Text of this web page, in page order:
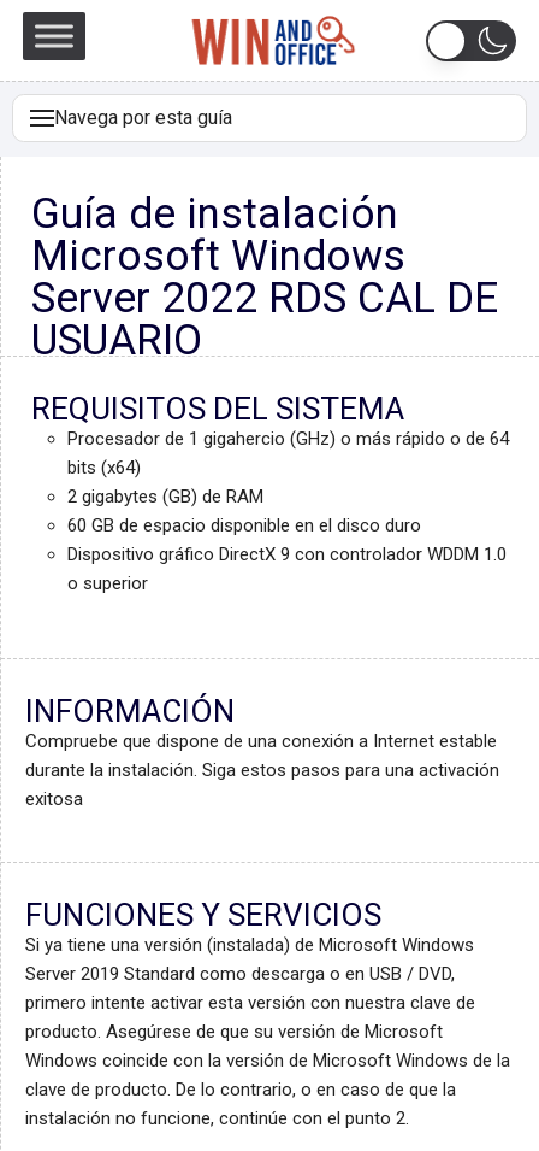
Navega por esta guía
INFORMACIÓN
FUNCIONES Y SERVICIOS
ACTIVACIÓN
ASISTENTE DE ACTIVACIÓN DEL SERVIDOR
Guía de instalación
Microsoft Windows
Server 2022 RDS CAL DE
USUARIO
REQUISITOS DEL SISTEMA
Procesador de 1 gigahercio (GHz) o más rápido o de 64
bits (x64)
2 gigabytes (GB) de RAM
60 GB de espacio disponible en el disco duro
Dispositivo gráfico DirectX 9 con controlador WDDM 1.0
o superior
INFORMACIÓN
Compruebe que dispone de una conexión a Internet estable
durante la instalación. Siga estos pasos para una activación
exitosa
FUNCIONES Y SERVICIOS
Si ya tiene una versión (instalada) de Microsoft Windows
Server 2019 Standard como descarga o en USB / DVD,
primero intente activar esta versión con nuestra clave de
producto. Asegúrese de que su versión de Microsoft
Windows coincide con la versión de Microsoft Windows de la
clave de producto. De lo contrario, o en caso de que la
instalación no funcione, continúe con el punto 2.